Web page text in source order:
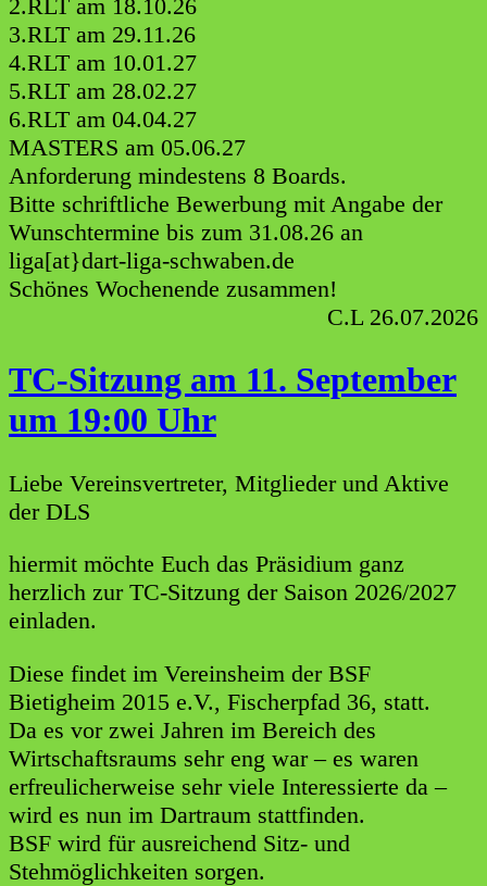
2.RLT am 18.10.26
3.RLT am 29.11.26
4.RLT am 10.01.27
5.RLT am 28.02.27
6.RLT am 04.04.27
MASTERS am 05.06.27
Anforderung mindestens 8 Boards.
Bitte schriftliche Bewerbung mit Angabe der
Wunschtermine bis zum 31.08.26 an
liga[at}dart-liga-schwaben.de
Schönes Wochenende zusammen!
C.L 26.07.2026
TC-Sitzung am 11. September
um 19:00 Uhr
Liebe Vereinsvertreter, Mitglieder und Aktive
der DLS
hiermit möchte Euch das Präsidium ganz
herzlich zur TC-Sitzung der Saison 2026/2027
einladen.
Diese findet im Vereinsheim der BSF
Bietigheim 2015 e.V., Fischerpfad 36, statt.
Da es vor zwei Jahren im Bereich des
Wirtschaftsraums sehr eng war – es waren
erfreulicherweise sehr viele Interessierte da –
wird es nun im Dartraum stattfinden.
BSF wird für ausreichend Sitz- und
Stehmöglichkeiten sorgen.